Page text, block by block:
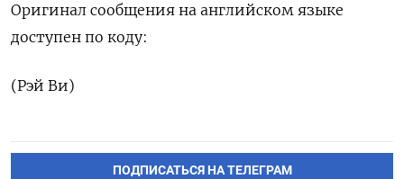
Оригинал сообщения на английском языке
доступен по коду:
(Рэй Ви)
ПОДПИСАТЬСЯ НА ТЕЛЕГРАМ